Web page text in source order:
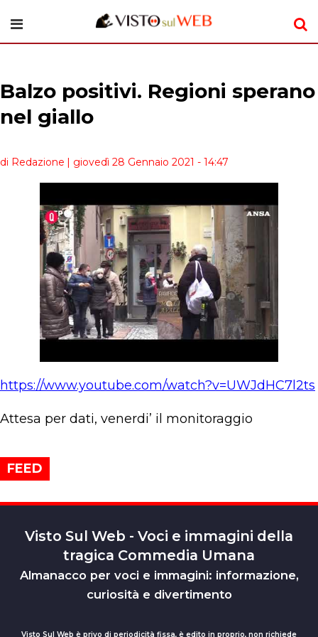
Balzo positivi. Regioni sperano
nel giallo
di Redazione | giovedì 28 Gennaio 2021 - 14:47
https://www.youtube.com/watch?v=UWJdHC7l2ts
Attesa per dati, venerdi’ il monitoraggio
FEED
Visto Sul Web - Voci e immagini della
tragica Commedia Umana
Almanacco per voci e immagini: informazione,
curiosità e divertimento
Visto Sul Web è privo di periodicità fissa, è edito in proprio, non richiede